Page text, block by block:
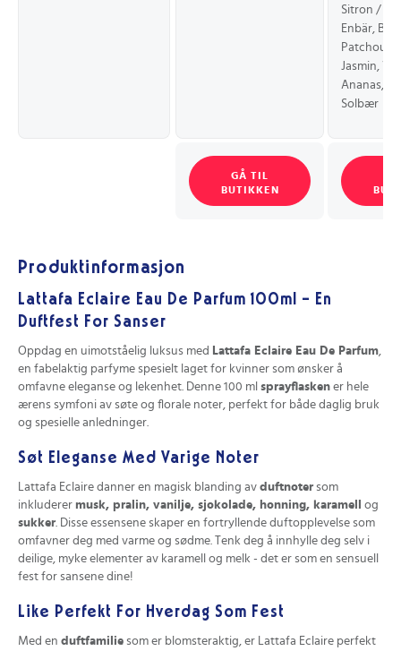
Sitron /
Enbär,
Patchouli,
Jasmin,
Ananas,
Solbær
GÅ TIL
BUTIKKEN
Produktinformasjon
Lattafa Eclaire Eau De Parfum 100ml – En
Duftfest For Sanser
Oppdag en uimotståelig luksus med Lattafa Eclaire Eau De Parfum
en fabelaktig parfyme spesielt laget for kvinner som ønsker å
omfavne eleganse og lekenhet. Denne 100 ml sprayflasken er hele
ærens symfoni av søte og florale noter, perfekt for både daglig bruk
og spesielle anledninger.
Søt Eleganse Med Varige Noter
Lattafa Eclaire danner en magisk blanding av duftnoter som
inkluderer musk, pralin, vanilje, sjokolade, honning, karamell
og
sukker . Disse essensene skaper en fortryllende duftopplevelse som
omfavner deg med varme og sødme. Tenk deg å innhylle deg selv i
deilige, myke elementer av karamell og melk - det er som en sensuell
fest for sansene dine!
Like Perfekt For Hverdag Som Fest
Med en duftfamilie som er blomsteraktig, er Lattafa Eclaire perfekt